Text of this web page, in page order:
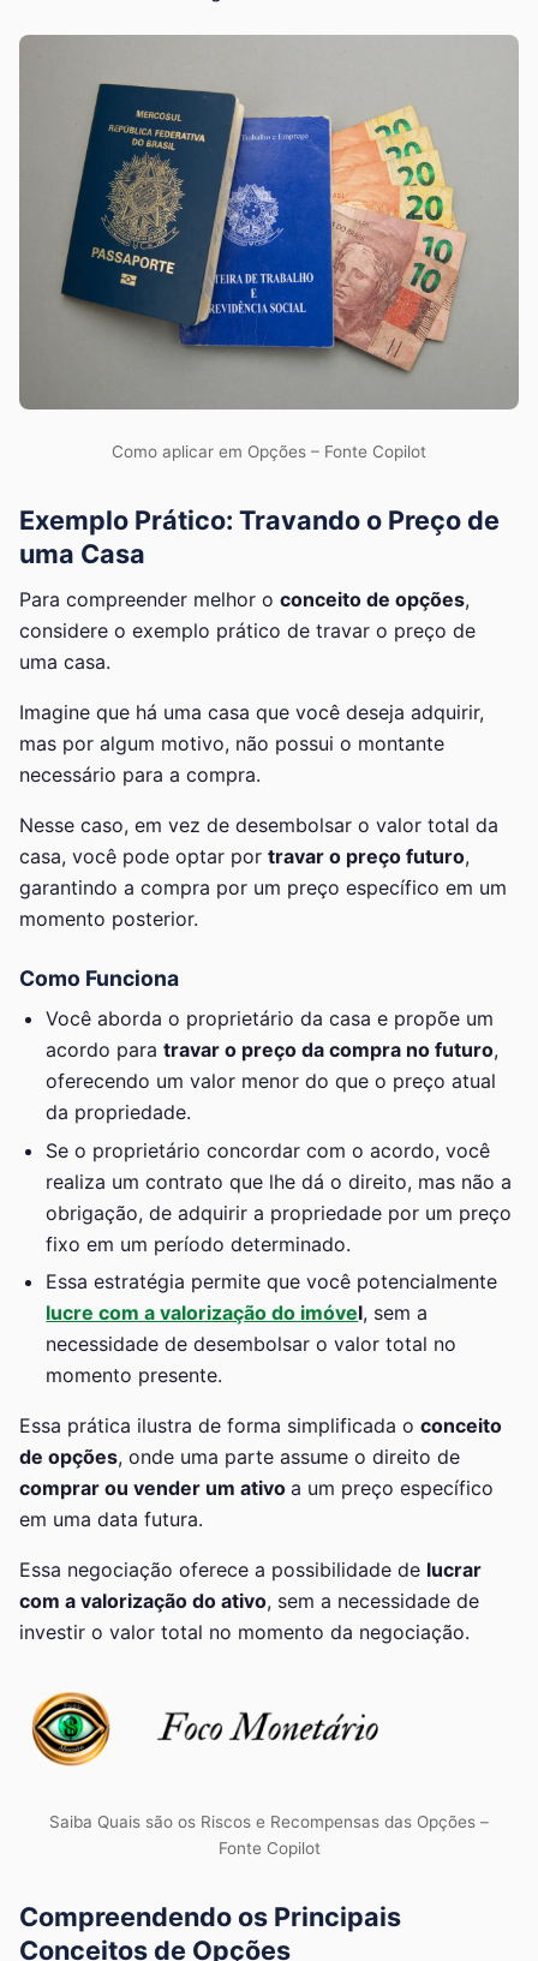
Como aplicar em Opções – Fonte Copilot
Exemplo Prático: Travando o Preço de
uma Casa
Para compreender melhor o conceito de opções,
considere o exemplo prático de travar o preço de
uma casa.
Imagine que há uma casa que você deseja adquirir,
mas por algum motivo, não possui o montante
necessário para a compra.
Nesse caso, em vez de desembolsar o valor total da
casa, você pode optar por travar o preço futuro,
garantindo a compra por um preço específico em um
momento posterior.
Como Funciona
Você aborda o proprietário da casa e propõe um
acordo paratravar o preço da compra no futuro,
oferecendo um valor menor do que o preço atual
da propriedade.
Se o proprietário concordar com o acordo, você
realiza um contrato que lhe dá o direito, mas não a
obrigação, de adquirir a propriedade por um preço
fixo em um período determinado.
Essa estratégia permite que você potencialmente
lucre com a valorização do imóvel, sem a
necessidade de desembolsar o valor total no
momento presente.
Essa prática ilustra de forma simplificada o conceito
de opções, onde uma parte assume o direito de
comprar ou vender um ativo a um preço específico
em uma data futura.
Essa negociação oferece a possibilidade de lucrar
com a valorização do ativo, sem a necessidade de
investir o valor total no momento da negociação.
Saiba Quais são os Riscos e Recompensas das Opções –
Fonte Copilot
Compreendendo os Principais
Conceitos de Opções